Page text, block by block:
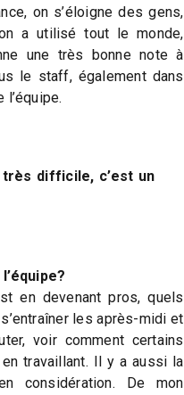
on s’éloigne des gens,
a utilisé tout le monde,
une très bonne note à
le staff, également dans
l’équipe.
difficile, c’est un
en devenant pros, quels
les après-midi et
voir comment certains
travaillant. Il y a aussi la
considération. De mon